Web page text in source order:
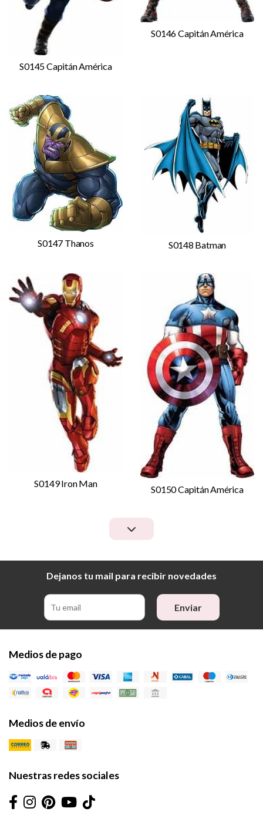
S0145 Capitán América
S0146 Capitán América
S0147 Thanos S0148 Batman
S0149 Iron Man
S0150 Capitán América
Dejanos tu mail para recibir novedades
Enviar
Medios de pago
Medios de envío
Nuestras redes sociales